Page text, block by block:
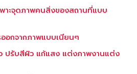
าะจุดภาพคนสิ่งของสถานที่แบบ
อกจากภาพแบบเนียนๆ
ว ปรับสีผิว แก้แสง แต่งภาพงานแต่ง